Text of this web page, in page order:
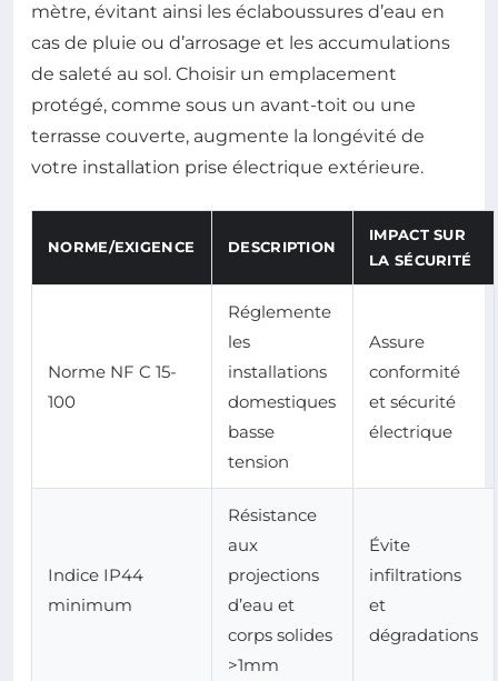
mètre, évitant ainsi les éclaboussures d’eau en
cas de pluie ou d’arrosage et les accumulations
de saleté au sol. Choisir un emplacement
protégé, comme sous un avant-toit ou une
terrasse couverte, augmente la longévité de
votre installation prise électrique extérieure.
NORME/EXIGENCE DESCRIPTION
IMPACT SUR
LA SÉCURITÉ
Norme NF C 15-
100
Réglemente
les
installations
domestiques
basse
tension
Assure
conformité
et sécurité
électrique
Indice IP44
minimum
Résistance
aux
projections
d’eau et
corps solides
>1mm
Évite
infiltrations
et
dégradations